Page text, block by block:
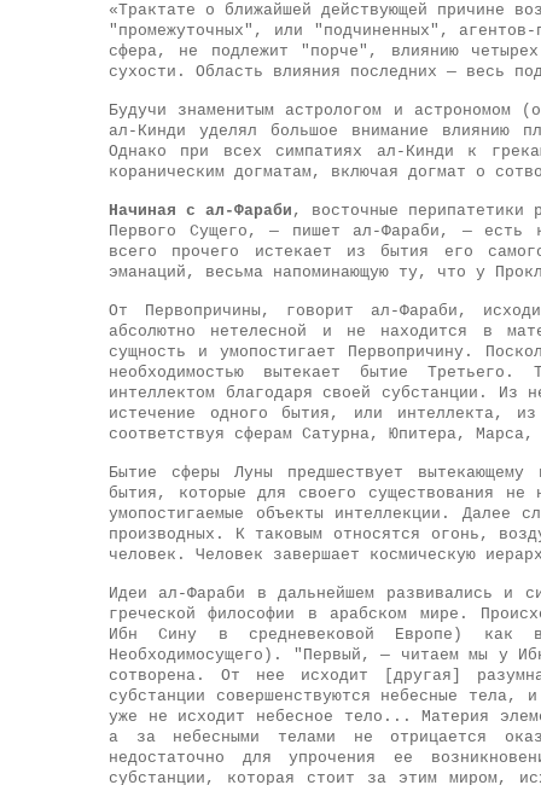
«Трактате о ближайшей действующей причине
"промежуточных", или "подчиненных",
сфера, не подлежит "порче", влиянию
сухости. Область влияния последних — весь
Будучи знаменитым астрологом и астрономом
ал-Кинди уделял большое внимание влиянию
Однако при всех симпатиях ал-Кинди к
кораническим догматам, включая догмат о
Начиная с ал-Фараби , восточные перипатетики
Первого Сущего, — пишет ал-Фараби, — есть
всего прочего истекает из бытия его
эманаций, весьма напоминающую ту, что у
От Первопричины, говорит ал-Фараби,
абсолютно нетелесной и не находится в
сущность и умопостигает Первопричину.
необходимостью вытекает бытие
интеллектом благодаря своей субстанции. Из
истечение одного бытия, или интеллекта,
соответствуя сферам Сатурна, Юпитера,
Бытие сферы Луны предшествует
бытия, которые для своего существования
умопостигаемые объекты интеллекции. Далее
производных. К таковым относятся огонь,
человек. Человек завершает космическую
Идеи ал-Фараби в дальнейшем развивались и
греческой философии в арабском мире.
Ибн Сину в средневековой Европе) как
Необходимосущего). "Первый, — читаем мы у
сотворена. От нее исходит [другая]
субстанции совершенствуются небесные тела,
уже не исходит небесное тело... Материя
а за небесными телами не отрицается
недостаточно для упрочения ее
субстанции, которая стоит за этим миром,